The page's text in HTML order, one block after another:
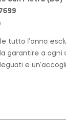
tutto l’anno
garantire a ogni
e